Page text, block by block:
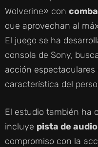
Wolverine» con
que aprovechan al
El juego se ha
consola de Sony,
acción
característica del
El estudio también ha
incluye pista de
compromiso con la